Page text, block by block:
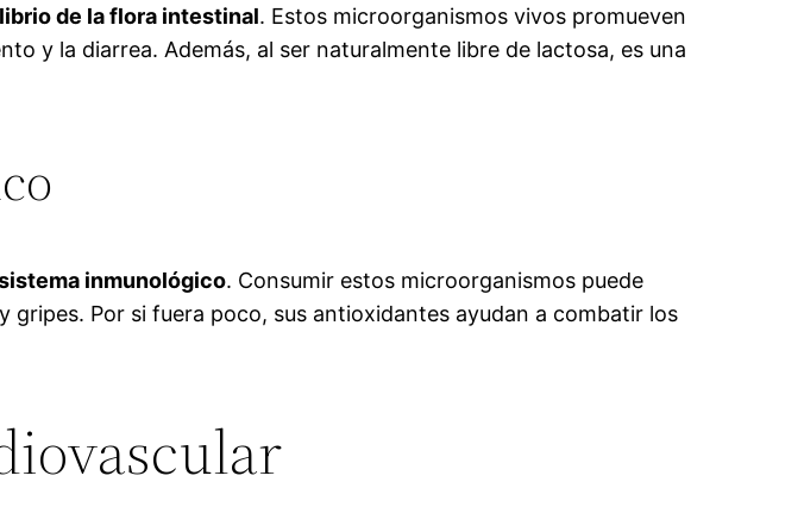
de la flora intestinal. Estos microorganismos vivos promueven
y la diarrea. Además, al ser naturalmente libre de lactosa, es una
inmunológico. Consumir estos microorganismos puede
Por si fuera poco, sus antioxidantes ayudan a combatir los